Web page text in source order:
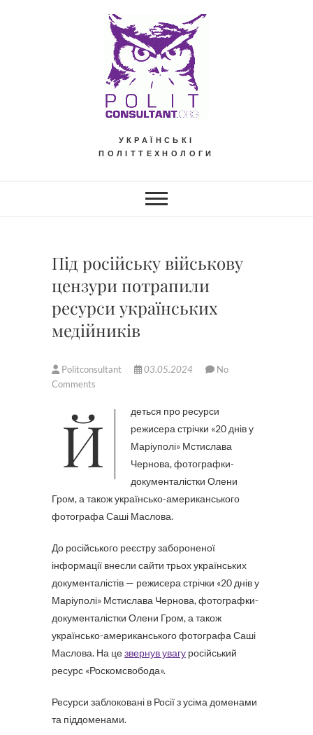
УКРАЇНСЬКІ
ПОЛІТТЕХНОЛОГИ
Під російську військову
цензури потрапили
ресурси українських
медійників
Politconsultant 03.05.2024
No
Comments
Йдеться про ресурси
режисера стрічки «20 днів у
Маріуполі» Мстислава
Чернова, фотографки-
документалістки Олени
Гром, а також українсько-американського
фотографа Саші Маслова.
До російського реєстру забороненої
інформації внесли сайти трьох українських
документалістів — режисера стрічки «20 днів у
Маріуполі» Мстислава Чернова, фотографки-
документалістки Олени Гром, а також
українсько-американського фотографа Саші
Маслова. На цезвернув увагу російський
ресурс «Роскомсвобода».
Ресурси заблоковані в Росії з усіма доменами
та піддоменами.